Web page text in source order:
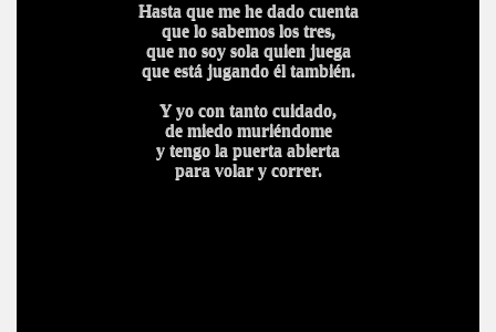
Hasta que me he dado cuenta
que lo sabemos los tres,
que no soy sola quien juega
que está jugando él también.
Y yo con tanto cuidado,
de miedo muriéndome
y tengo la puerta abierta
para volar y correr.